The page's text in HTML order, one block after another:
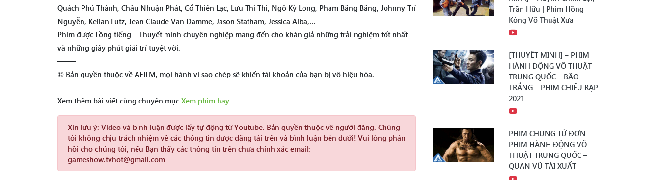
Quách Phú Thành, Châu Nhuận Phát, Cổ Thiên Lạc, Lưu Thi Thi, Ngô Kỳ Long, Phạm Băng Băng, Johnny Trí
Nguyễn, Kellan Lutz, Jean Claude Van Damme, Jason Statham, Jessica Alba,…
Phim được Lồng tiếng – Thuyết minh chuyên nghiệp mang đến cho khán giả những trải nghiệm tốt nhất
và những giây phút giải trí tuyệt vời.
——–
© Bản quyền thuộc về AFILM, mọi hành vi sao chép sẽ khiến tài khoản của bạn bị vô hiệu hóa.
Xem thêm bài viết cùng chuyên mục Xem phim hay
Xin lưu ý: Video và bình luận được lấy tự động từ Youtube. Bản quyền thuộc về người đăng. Chúng
tôi không chịu trách nhiệm về các thông tin được đăng tải trên và bình luận bên dưới! Vui lòng phản
hồi cho chúng tôi, nếu Bạn thấy các thông tin trên chưa chính xác email:
gameshow.tvhot@gmail.com
Trần Hữu | Phim Hồng
Kông Võ Thuật Xưa
[THUYẾT MINH] – PHIM
HÀNH ĐỘNG VÕ THUẬT
TRUNG QUỐC – BÃO
TRẮNG – PHIM CHIẾU RẠP
2021
PHIM CHUNG TỬ ĐƠN –
PHIM HÀNH ĐỘNG VÕ
THUẬT TRUNG QUỐC –
QUAN VŨ TÁI XUẤT